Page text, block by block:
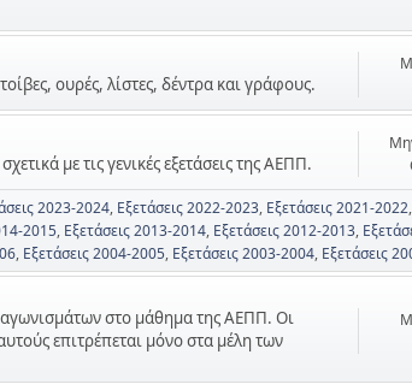
ουρές, λίστες, δέντρα και γράφους.
με τις γενικές εξετάσεις της ΑΕΠΠ.
2023-2024 Εξετάσεις 2022-2023 Εξετάσεις 2021-2022
2015 Εξετάσεις 2013-2014 Εξετάσεις 2012-2013
Εξετάσεις 2004-2005 Εξετάσεις 2003-2004 Εξετάσεις
στο μάθημα της ΑΕΠΠ. Οι
επιτρέπεται μόνο στα μέλη των